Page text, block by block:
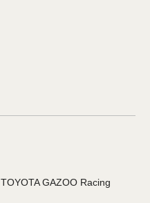
TOYOTA GAZOO Racing